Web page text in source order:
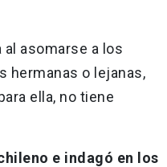
asomarse a los
hermanas o lejanas,
ella, no tiene
e indagó en los